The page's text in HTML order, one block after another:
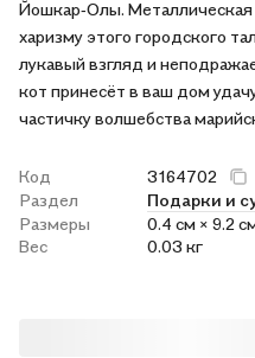
Йошкар‑Олы. Металлическая
харизму этого городского
лукавый взгляд и
кот принесёт в ваш дом
частичку волшебства
Код
3164702
Раздел
Подарки и
Размеры
0.4 см × 9.2
Вес
0.03 кг